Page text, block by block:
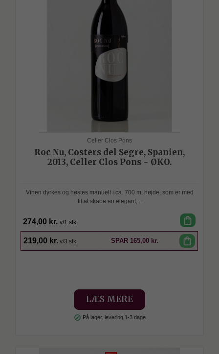
Celler Clos Pons
Roc Nu, Costers del Segre, Spanien,
2013, Celler Clos Pons - ØKO.
Vinen dyrkes og høstes manuelt i ca. 700 m. højde, som er med
til at skabe en elegant,...
274,00 kr. v/1 stk. shopping_bag
219,00 kr. v/3 stk. SPAR 165,00 kr. shopping_bag
LÆS MERE
check_circle På lager. levering 1-3 dage